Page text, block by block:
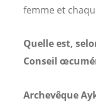
femme et
Quelle est,
Conseil
Archevêque